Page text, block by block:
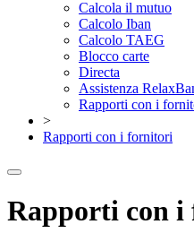
Calcola il mutuo
Calcolo Iban
Calcolo TAEG
Blocco carte
Directa
Assistenza
Rapporti con i
>
Rapporti con i fornitori
Rapporti con